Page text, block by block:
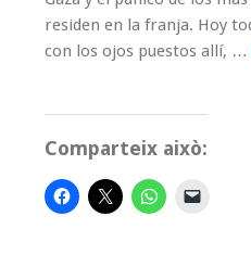
residen en la franja. Hoy
con los ojos puestos allí, …
Comparteix això: